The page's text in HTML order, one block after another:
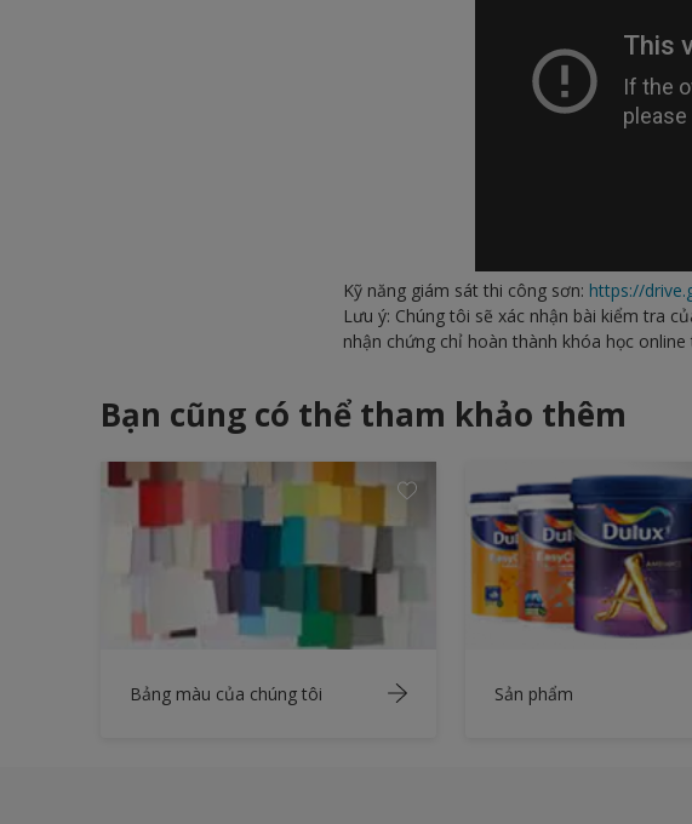
Kỹ năng giám sát thi công sơn: https://
Lưu ý: Chúng tôi sẽ xác nhận bài kiểm tra
nhận chứng chỉ hoàn thành khóa học
Bạn cũng có thể tham khảo thêm
Bảng màu của chúng tôi Sản phẩm